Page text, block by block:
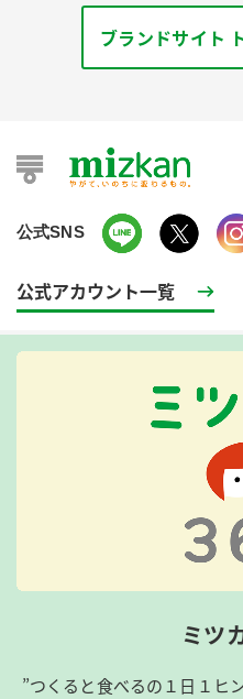
ブランドサイト
公式SNS
公式アカウント一覧
ミツ
”つくると食べるの１日１ヒ